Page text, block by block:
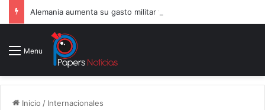
Menu
Inicio / Internacionales